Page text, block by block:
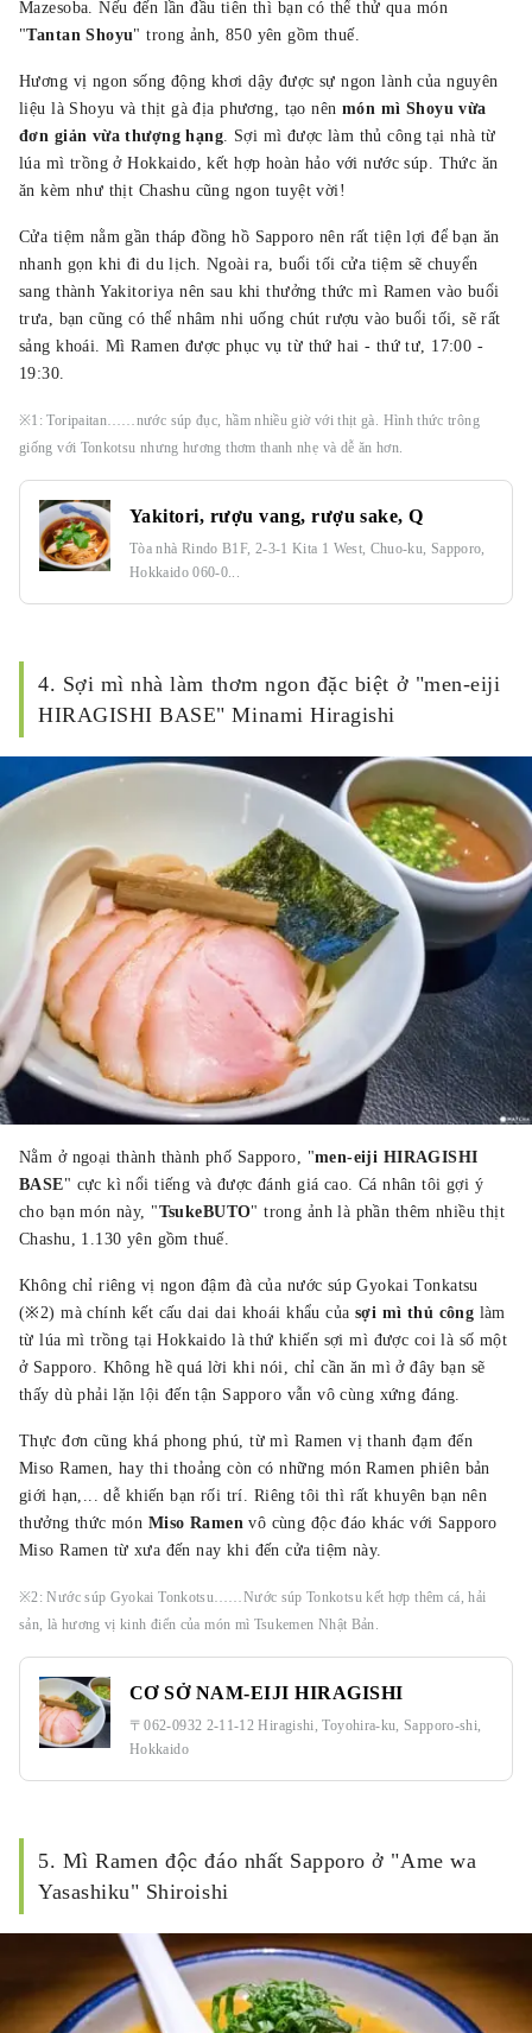
Mazesoba. Nếu đến lần đầu tiên thì bạn có thể thử qua món
"Tantan Shoyu" trong ảnh, 850 yên gồm thuế.
Hương vị ngon sống động khơi dậy được sự ngon lành của nguyên
liệu là Shoyu và thịt gà địa phương, tạo nên món mì Shoyu vừa
đơn giản vừa thượng hạng. Sợi mì được làm thủ công tại nhà từ
lúa mì trồng ở Hokkaido, kết hợp hoàn hảo với nước súp. Thức ăn
ăn kèm như thịt Chashu cũng ngon tuyệt vời!
Cửa tiệm nằm gần tháp đồng hồ Sapporo nên rất tiện lợi để bạn ăn
nhanh gọn khi đi du lịch. Ngoài ra, buổi tối cửa tiệm sẽ chuyển
sang thành Yakitoriya nên sau khi thưởng thức mì Ramen vào buổi
trưa, bạn cũng có thể nhâm nhi uống chút rượu vào buổi tối, sẽ rất
sảng khoái. Mì Ramen được phục vụ từ thứ hai - thứ tư, 17:00 -
19:30.
※1: Toripaitan……nước súp đục, hầm nhiều giờ với thịt gà. Hình thức trông
giống với Tonkotsu nhưng hương thơm thanh nhẹ và dễ ăn hơn.
Yakitori, rượu vang, rượu sake, Q
Tòa nhà Rindo B1F, 2-3-1 Kita 1 West, Chuo-ku, Sapporo,
Hokkaido 060-0...
4. Sợi mì nhà làm thơm ngon đặc biệt ở "men-eiji
HIRAGISHI BASE" Minami Hiragishi
Nằm ở ngoại thành thành phố Sapporo, "men-eiji HIRAGISHI
BASE" cực kì nổi tiếng và được đánh giá cao. Cá nhân tôi gợi ý
cho bạn món này, "TsukeBUTO" trong ảnh là phần thêm nhiều thịt
Chashu, 1.130 yên gồm thuế.
Không chỉ riêng vị ngon đậm đà của nước súp Gyokai Tonkatsu
(※2) mà chính kết cấu dai dai khoái khẩu của sợi mì thủ công làm
từ lúa mì trồng tại Hokkaido là thứ khiến sợi mì được coi là số một
ở Sapporo. Không hề quá lời khi nói, chỉ cần ăn mì ở đây bạn sẽ
thấy dù phải lặn lội đến tận Sapporo vẫn vô cùng xứng đáng.
Thực đơn cũng khá phong phú, từ mì Ramen vị thanh đạm đến
Miso Ramen, hay thi thoảng còn có những món Ramen phiên bản
giới hạn,... dễ khiến bạn rối trí. Riêng tôi thì rất khuyên bạn nên
thưởng thức món Miso Ramenvô cùng độc đáo khác với Sapporo
Miso Ramen từ xưa đến nay khi đến cửa tiệm này.
※2: Nước súp Gyokai Tonkotsu……Nước súp Tonkotsu kết hợp thêm cá, hải
sản, là hương vị kinh điển của món mì Tsukemen Nhật Bản.
CƠ SỞ NAM-EIJI HIRAGISHI
〒062-0932 2-11-12 Hiragishi, Toyohira-ku, Sapporo-shi,
Hokkaido
5. Mì Ramen độc đáo nhất Sapporo ở "Ame wa
Yasashiku" Shiroishi